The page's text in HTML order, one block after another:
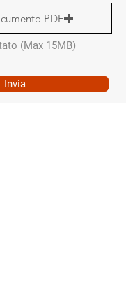
PDF
(Max 15MB)
Invia